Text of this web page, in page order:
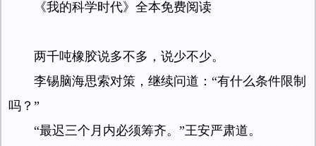
《我的科学时代》全本免费阅读
两千吨橡胶说多不多，说少不少。
李锡脑海思索对策，继续问道：“有什么条件限制
吗？”
“最迟三个月内必须筹齐。”王安严肃道。